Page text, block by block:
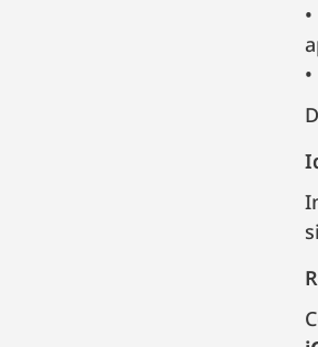
inglês, francês, italiano, alemão, espanhol, português brasileiro, russo, coreano, chinês